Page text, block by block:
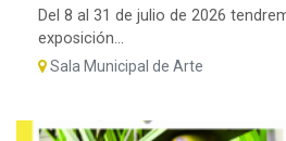
Del 8 al 31 de julio de 2026
exposición...
Sala Municipal de Arte